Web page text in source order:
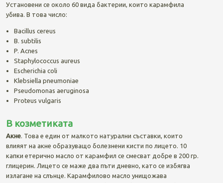
Установени се около 60 вида бактерии, които карамфила
убива. В това число:
Bacillus cereus
B. subtilis
P. Acnes
Staphylococcus aureus
Escherichia coli
Klebsiella pneumoniae
Pseudomonas aeruginosa
Proteus vulgaris
В козметиката
Акне. Това е един от малкото натурални съставки, които
влияят на акне образуващо болезнени кисти по лицето. 10
капки етерично масло от карамфил се смесват добре в 200 гр.
глицерин. Лицето се маже два пъти дневно, като се избягва
излагане на слънце. Карамфилово масло унищожава